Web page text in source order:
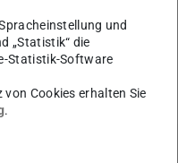
ist hier auch das
weiterhin verfügbar
und blinde
und
„Statistik“ die
Statistik-Software
Cookies erhalten Sie
.